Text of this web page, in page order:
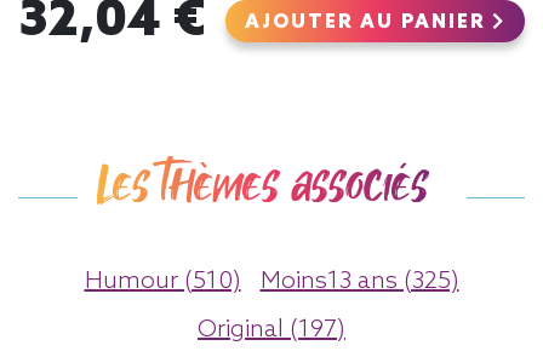
32,04 € AJOUTER AU PANIER
Les thèmes associés
Humour (510)
Moins13 ans (325)
Original (197)